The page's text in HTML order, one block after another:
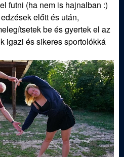
futni (ha nem is hajnalban :)
előtt és után,
be és gyertek el az
igazi és sikeres sportolókká